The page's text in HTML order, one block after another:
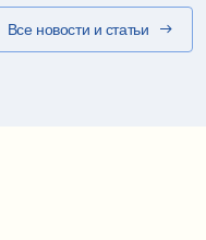
Все новости и статьи